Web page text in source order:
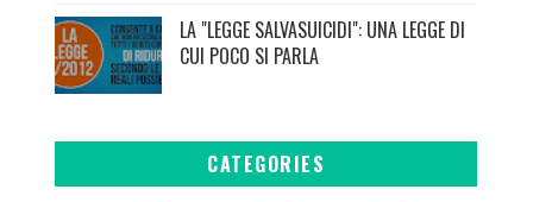
LA "LEGGE SALVASUICIDI": UNA LEGGE DI
CUI POCO SI PARLA
CATEGORIES